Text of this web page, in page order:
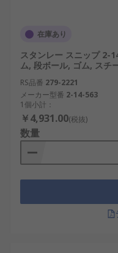
在庫あり
スタンレー スニップ 2-
ム, 段ボール, ゴム, スチ
RS品番 279-2221
メーカー型番 2-14-563
1個小計：
￥4,931.00(税抜)
数量